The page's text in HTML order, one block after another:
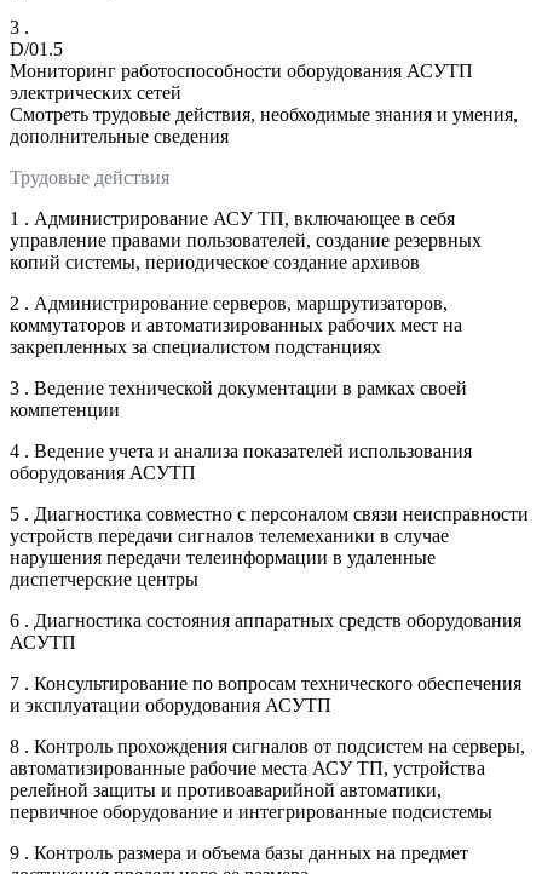
3 .
D/01.5
Мониторинг работоспособности оборудования АСУТП
электрических сетей
Смотреть трудовые действия, необходимые знания и умения,
дополнительные сведения
Трудовые действия
1 . Администрирование АСУ ТП, включающее в себя
управление правами пользователей, создание резервных
копий системы, периодическое создание архивов
2 . Администрирование серверов, маршрутизаторов,
коммутаторов и автоматизированных рабочих мест на
закрепленных за специалистом подстанциях
3 . Ведение технической документации в рамках своей
компетенции
4 . Ведение учета и анализа показателей использования
оборудования АСУТП
5 . Диагностика совместно с персоналом связи неисправности
устройств передачи сигналов телемеханики в случае
нарушения передачи телеинформации в удаленные
диспетчерские центры
6 . Диагностика состояния аппаратных средств оборудования
АСУТП
7 . Консультирование по вопросам технического обеспечения
и эксплуатации оборудования АСУТП
8 . Контроль прохождения сигналов от подсистем на серверы,
автоматизированные рабочие места АСУ ТП, устройства
релейной защиты и противоаварийной автоматики,
первичное оборудование и интегрированные подсистемы
9 . Контроль размера и объема базы данных на предмет